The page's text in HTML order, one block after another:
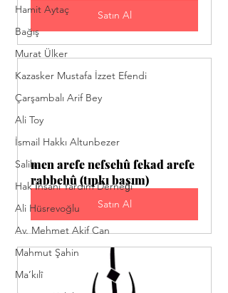
Hamit Aytaç
Bağış
Murat Ülker
Kazasker Mustafa İzzet Efendi
Çarşambalı Arif Bey
Ali Toy
İsmail Hakkı Altunbezer
Salih
Hak İnsani Yardım Derneği
Ali Hüsrevoğlu
Av. Mehmet Akif Can
Mahmut Şahin
Ma’kılî
Satın Al
men arefe nefsehû fekad arefe
rabbehû (tıpkı basım)
Satın Al